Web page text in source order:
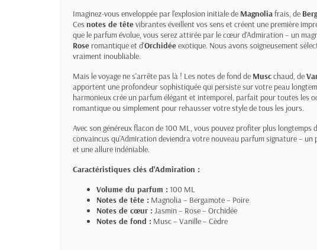
Imaginez-vous enveloppée par l'explosion initiale de Magnoliafrais, de
Cesnotes de têtevibrantes éveillent vos sens et créent une première
que le parfum évolue, vous serez attirée par le cœur d'Admiration – un
Rose romantique et d'Orchidéeexotique. Nous avons soigneusement
vraiment inoubliable.
Mais le voyage ne s'arrête pas là ! Les notes de fond de Muscchaud, de
apportent une profondeur sophistiquée qui persiste sur votre peau
harmonieux crée un parfum élégant et intemporel, parfait pour toutes les
romantique ou simplement pour rehausser votre style de tous les jours.
Avec son généreux flacon de 100 ML, vous pouvez profiter plus longtemps
convaincus qu'Admiration deviendra votre nouveau parfum signature – un
et une allure indéniable.
Caractéristiques clés d'Admiration :
Volume du parfum : 100 ML
Notes de tête : Magnolia – Bergamote – Poire
Notes de cœur : Jasmin – Rose – Orchidée
Notes de fond : Musc – Vanille – Cèdre